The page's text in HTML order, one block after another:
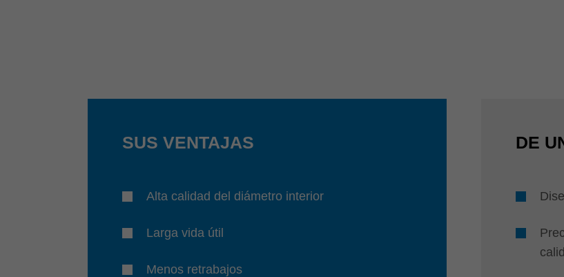
SUS VENTAJAS
Alta calidad del diámetro interior
Larga vida útil
Menos retrabajos
DE